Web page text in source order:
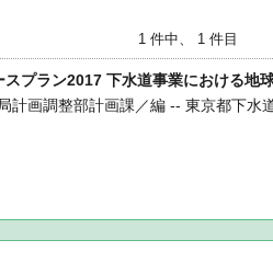
1 件中、 1 件目
プラン2017 下水道事業における地
計画調整部計画課／編 -- 東京都下水